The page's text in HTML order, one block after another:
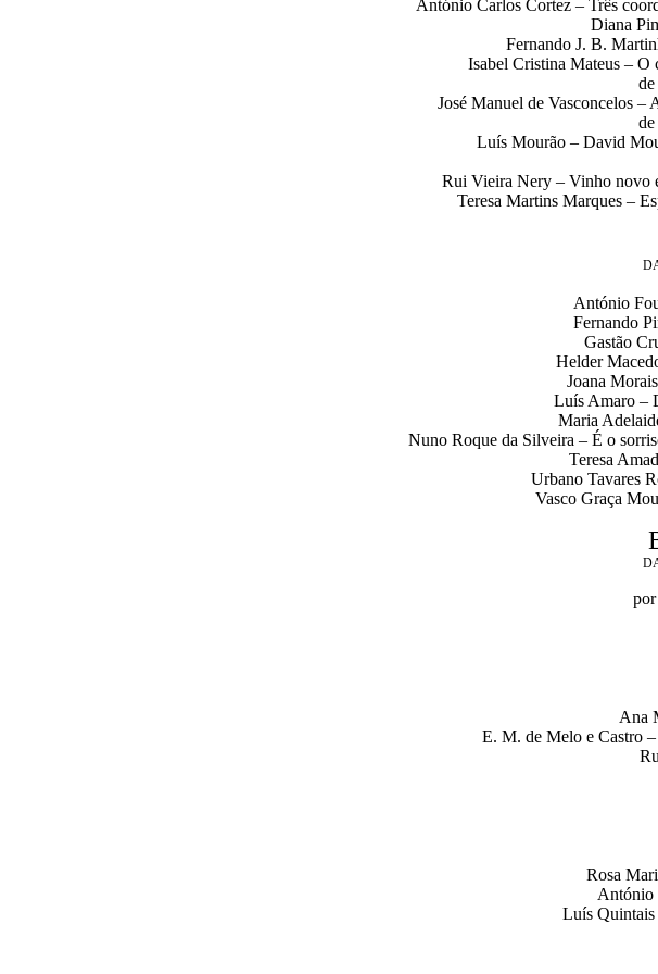
António Carlos Cortez – Três
Diana
Fernando J. B.
Isabel Cristina Mateus – O
José Manuel de Vasconcelos –
Luís Mourão – David
Rui Vieira Nery – Vinho novo
Teresa Martins Marques –
António
Fernando
Gastão
Helder
Joana
Luís Amaro –
Maria
Nuno Roque da Silveira – É o
Teresa
Urbano Tavares
Vasco Graça
Ana
E. M. de Melo e Castro –
Rosa
António
Luís Quintais